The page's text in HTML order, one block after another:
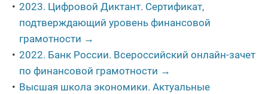
2023. Цифровой Диктант. Сертификат,
подтверждающий уровень финансовой
грамотности →
2022. Банк России. Всероссийский онлайн-зачет
по финансовой грамотности →
Высшая школа экономики. Актуальные